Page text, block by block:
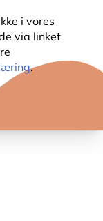
i vores
via linket
.